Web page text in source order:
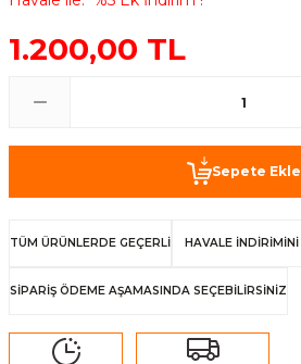
1.200,00 TL
Sepete Ekle
TÜM ÜRÜNLERDE GEÇERLİ HAVALE İNDİRİMİNİ
SİPARİŞ ÖDEME AŞAMASINDA SEÇEBİLİRSİNİZ